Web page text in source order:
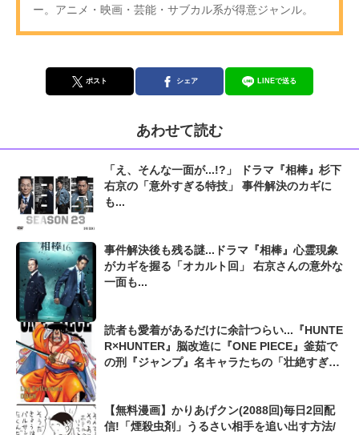
ー。アニメ・映画・芸能・サブカル系が得意ジャンル。
ポスト シェア LINEで送る
あわせて読む
「え、そんな一面が...!?」 ドラマ『相棒』杉下
右京の「意外すぎる特技」 事件解決のカギに
も...
事件解決後も残る謎...ドラマ『相棒』心霊現象
がカギを握る「オカルト回」 右京さんの意外な
一面も...
読者も愛着があるだけに余計つらい...『HUNTE
R×HUNTER』脳改造に『ONE PIECE』釜茹で
の刑『ジャンプ』名キャラたちの「壮絶すぎる
【無料漫画】かりあげクン(2088回)毎日2回配
信!「煙殺虫剤」うるさい相手を追い出す方法/